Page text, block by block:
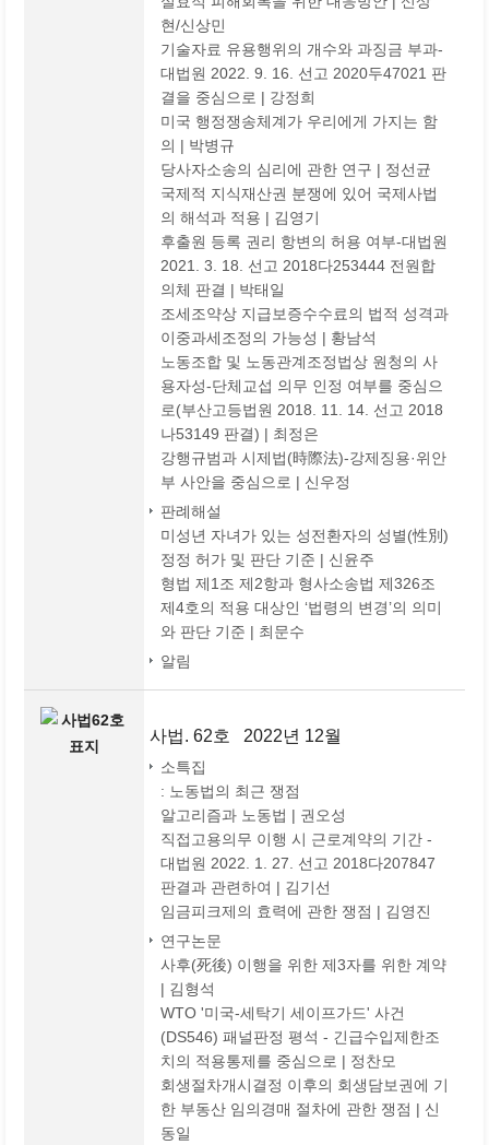
현/신상민
기술자료 유용행위의 개수와 과징금 부과-
대법원 2022. 9. 16. 선고 2020두47021 판
결을 중심으로 | 강정희
미국 행정쟁송체계가 우리에게 가지는 함
의 | 박병규
당사자소송의 심리에 관한 연구 | 정선균
국제적 지식재산권 분쟁에 있어 국제사법
의 해석과 적용 | 김영기
후출원 등록 권리 항변의 허용 여부-대법원
2021. 3. 18. 선고 2018다253444 전원합
의체 판결 | 박태일
조세조약상 지급보증수수료의 법적 성격과
이중과세조정의 가능성 | 황남석
노동조합 및 노동관계조정법상 원청의 사
용자성-단체교섭 의무 인정 여부를 중심으
로(부산고등법원 2018. 11. 14. 선고 2018
나53149 판결) | 최정은
강행규범과 시제법(時際法)-강제징용·위안
부 사안을 중심으로 | 신우정
판례해설
미성년 자녀가 있는 성전환자의 성별(性別)
정정 허가 및 판단 기준 | 신윤주
형법 제1조 제2항과 형사소송법 제326조
제4호의 적용 대상인 ‘법령의 변경’의 의미
와 판단 기준 | 최문수
알림
사법. 62호 2022년 12월
소특집
: 노동법의 최근 쟁점
알고리즘과 노동법 | 권오성
직접고용의무 이행 시 근로계약의 기간 -
대법원 2022. 1. 27. 선고 2018다207847
판결과 관련하여 | 김기선
임금피크제의 효력에 관한 쟁점 | 김영진
연구논문
사후(死後) 이행을 위한 제3자를 위한 계약
| 김형석
WTO '미국-세탁기 세이프가드' 사건
(DS546) 패널판정 평석 - 긴급수입제한조
치의 적용통제를 중심으로 | 정찬모
회생절차개시결정 이후의 회생담보권에 기
한 부동산 임의경매 절차에 관한 쟁점 | 신
동일